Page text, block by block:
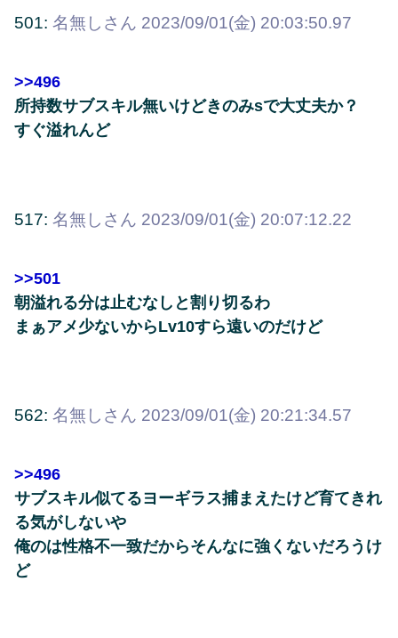
501: 名無しさん 2023/09/01(金) 20:03:50.97
>>496
所持数サブスキル無いけどきのみsで大丈夫か？
すぐ溢れんど
517: 名無しさん 2023/09/01(金) 20:07:12.22
>>501
朝溢れる分は止むなしと割り切るわ
まぁアメ少ないからLv10すら遠いのだけど
562: 名無しさん 2023/09/01(金) 20:21:34.57
>>496
サブスキル似てるヨーギラス捕まえたけど育てきれ
る気がしないや
俺のは性格不一致だからそんなに強くないだろうけ
ど